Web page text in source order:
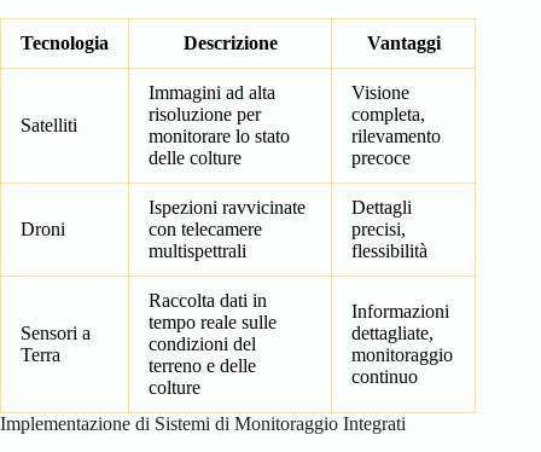
Tecnologia Descrizione Vantaggi
Satelliti
Immagini ad alta
risoluzione per
monitorare lo stato
delle colture
Visione
completa,
rilevamento
precoce
Droni
Ispezioni ravvicinate
con telecamere
multispettrali
Dettagli
precisi,
flessibilità
Sensori a
Terra
Raccolta dati in
tempo reale sulle
condizioni del
terreno e delle
colture
Informazioni
dettagliate,
monitoraggio
continuo
Implementazione di Sistemi di Monitoraggio Integrati